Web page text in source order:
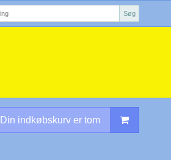
Søg
Din indkøbskurv er tom